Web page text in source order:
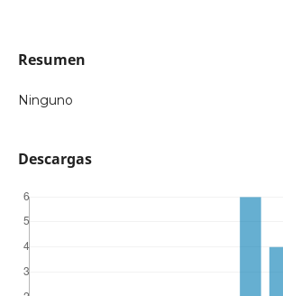
Resumen
Ninguno
Descargas